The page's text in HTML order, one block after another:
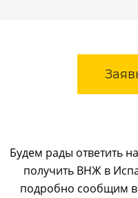
Будем рады ответить
получить ВНЖ в
подробно сообщим